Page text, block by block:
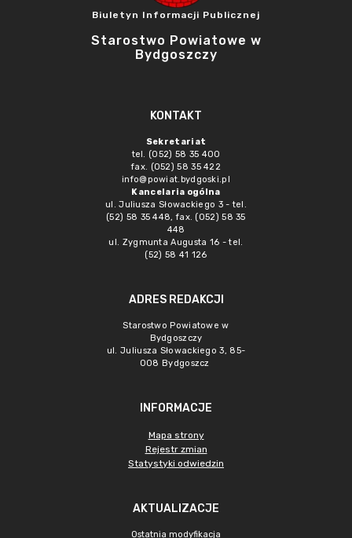
Biuletyn Informacji Publicznej
Starostwo Powiatowe w
Bydgoszczy
KONTAKT
Sekretariat
tel. (052) 58 35 400
fax. (052) 58 35 422
info@powiat.bydgoski.pl
Kancelaria ogólna
ul. Juliusza Słowackiego 3 - tel.
(52) 58 35 448, fax. (052) 58 35
448
ul. Zygmunta Augusta 16 - tel.
(52) 58 41 126
ADRES REDAKCJI
Starostwo Powiatowe w
Bydgoszczy
ul. Juliusza Słowackiego 3, 85-
008 Bydgoszcz
INFORMACJE
Mapa strony
Rejestr zmian
Statystyki odwiedzin
AKTUALIZACJE
Ostatnia modyfikacja